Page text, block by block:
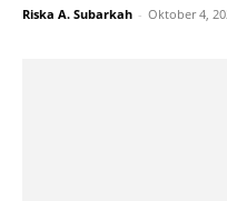
Riska A. Subarkah - Oktober 4,